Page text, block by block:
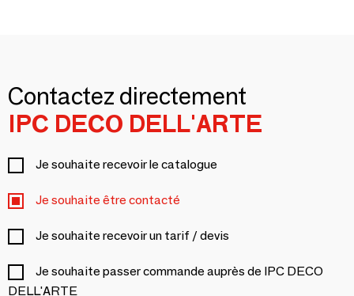
Contactez directement
IPC DECO DELL'ARTE
Je souhaite recevoir le catalogue
Je souhaite être contacté
Je souhaite recevoir un tarif / devis
Je souhaite passer commande auprès de IPC DECO
DELL'ARTE